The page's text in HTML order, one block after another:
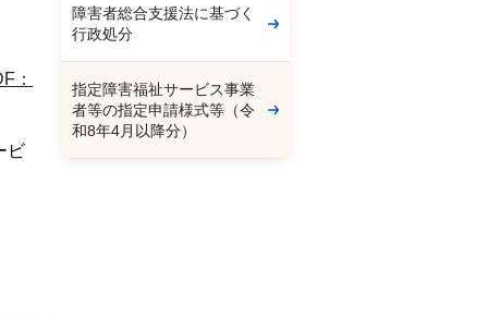
：
ビ
障害者総合支援法に基づく
行政処分
指定障害福祉サービス事業
者等の指定申請様式等（令
和8年4月以降分）